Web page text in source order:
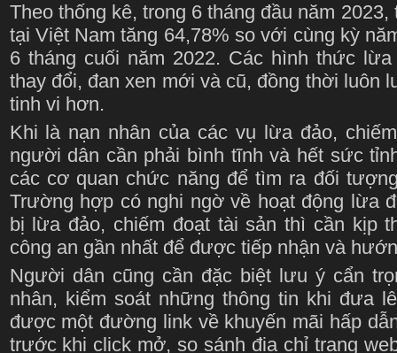
Theo thống kê, trong 6 tháng đầu năm
tại Việt Nam tăng 64,78% so với cùng kỳ
6 tháng cuối năm 2022. Các hình thức
thay đổi, đan xen mới và cũ, đồng thời luôn
tinh vi hơn.
Khi là nạn nhân của các vụ lừa đảo,
người dân cần phải bình tĩnh và hết sức
các cơ quan chức năng để tìm ra đối
Trường hợp có nghi ngờ về hoạt động lừa
bị lừa đảo, chiếm đoạt tài sản thì cần kịp
công an gần nhất để được tiếp nhận và
Người dân cũng cần đặc biệt lưu ý cẩn
nhân, kiểm soát những thông tin khi đưa
được một đường link về khuyến mãi hấp
trước khi click mở, so sánh địa chỉ trang